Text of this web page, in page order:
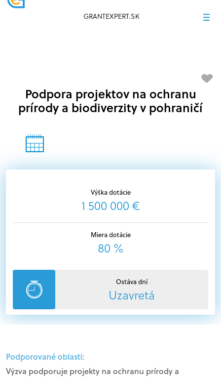
GRANTEXPERT.SK
Výška dotácie
1 500 000 €
Miera dotácie
80 %
Ostáva dní
Uzavretá
Podpora projektov na ochranu
prírody a biodiverzity v pohraničí
Podporované oblasti:
Výzva podporuje projekty na ochranu prírody a